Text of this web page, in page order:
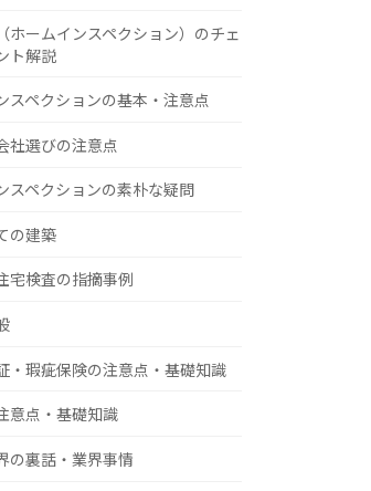
ホームインスペクション）のチェ
ト解説
スペクションの基本・注意点
社選びの注意点
スペクションの素朴な疑問
の建築
宅検査の指摘事例
・瑕疵保険の注意点・基礎知識
意点・基礎知識
の裏話・業界事情